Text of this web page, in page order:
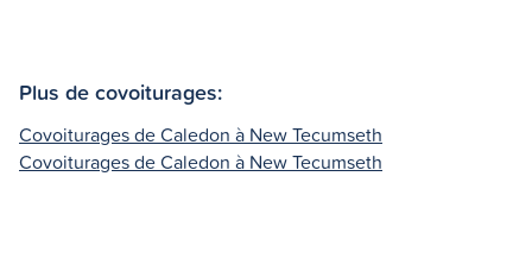
Plus de covoiturages:
Covoiturages de Caledon à New Tecumseth
Covoiturages de Caledon à New Tecumseth